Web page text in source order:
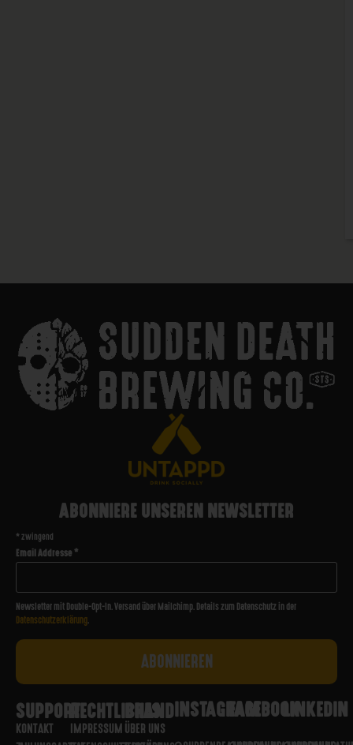
ABONNIERE UNSEREN NEWSLETTER
* zwingend
Email Addresse*
Newsletter mit Double-Opt-In. Versand über Mailchimp. Details zum Datenschutz in der
Datenschutzerklärung.
SUPPORT
KONTAKT
RECHTLICHES
IMPRESSUM
BRAND
ÜBER UNS
INSTAGRAMFACEBOOKLINKEDIN